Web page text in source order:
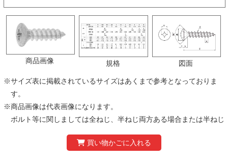
商品画像 規格 図面
※サイズ表に掲載されているサイズはあくまで参考となっておりま
す。
※商品画像は代表画像になります。
ボルト等に関しましては全ねじ、半ねじ両方ある場合または半ねじ